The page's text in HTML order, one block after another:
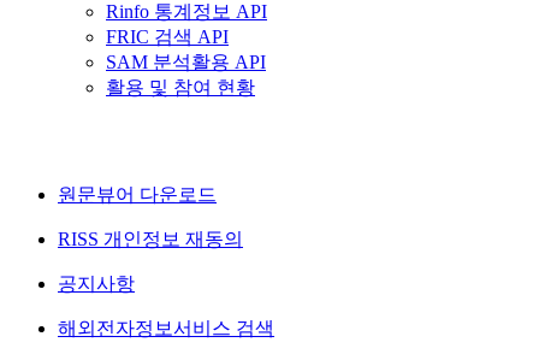
Rinfo 통계정보 API
FRIC 검색 API
SAM 분석활용 API
활용 및 참여 현황
원문뷰어 다운로드
RISS 개인정보 재동의
공지사항
해외전자정보서비스 검색